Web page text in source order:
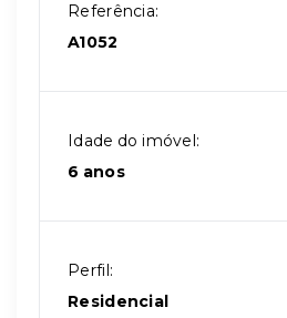
Referência:
A1052
Idade do imóvel:
6 anos
Perfil:
Residencial